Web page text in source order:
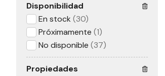
Disponibilidad
En stock (30)
Próximamente (1)
No disponible (37)
Propiedades